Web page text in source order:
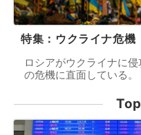
特集：ウクライナ危機
ロシアがウクライナに
の危機に直面している。